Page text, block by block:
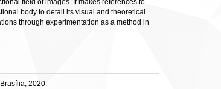
field of images. It makes references to
body to detail its visual and theoretical
through experimentation as a method in
2020.